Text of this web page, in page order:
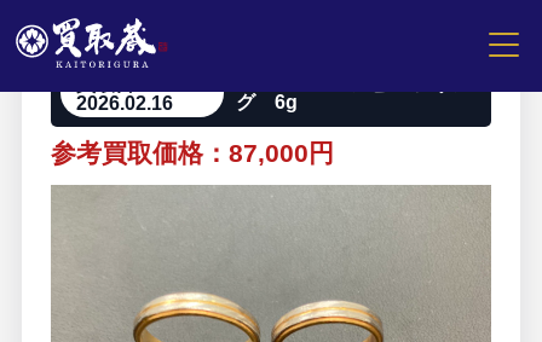
2026.02.16
グ 6g
参考買取価格：87,000円